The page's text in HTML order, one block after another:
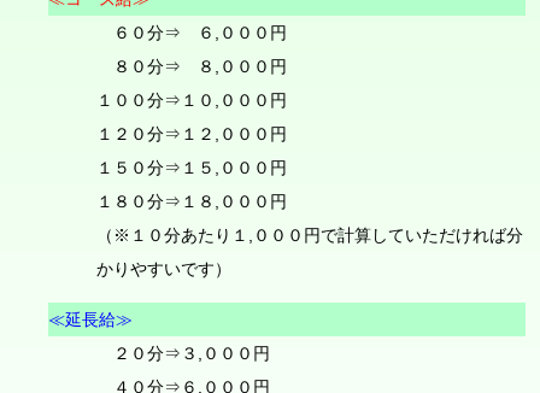
６０分⇒ ６,０００円
８０分⇒ ８,０００円
１００分⇒１０,０００円
１２０分⇒１２,０００円
１５０分⇒１５,０００円
１８０分⇒１８,０００円
（※１０分あたり１,０００円で計算していただければ分
かりやすいです）
≪延長給≫
２０分⇒３,０００円
４０分⇒６,０００円